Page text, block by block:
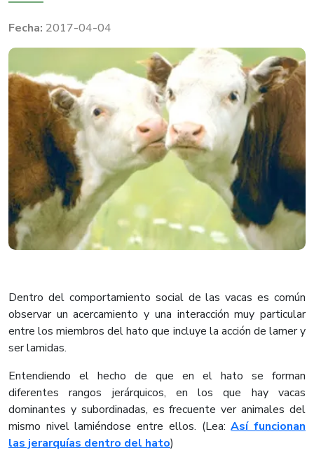
2017-04-04
Dentro del comportamiento social de las vacas es común
observar un acercamiento y una interacción muy particular
entre los miembros del hato que incluye la acción de lamer y
ser lamidas.
Entendiendo el hecho de que en el hato se forman
diferentes rangos jerárquicos, en los que hay vacas
dominantes y subordinadas, es frecuente ver animales del
mismo nivel lamiéndose entre ellos. (Lea:Así funcionan
las jerarquías dentro del hato)